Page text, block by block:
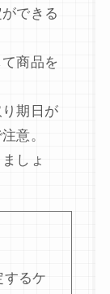
できる
商品を
期日が
意。
しょ
するケ